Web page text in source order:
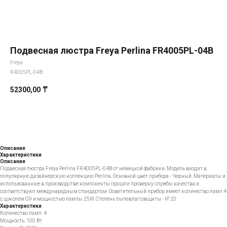
Подвесная люстра Freya Perlina FR4005PL-04B
Freya
R4005PL-04B
52300,00 ₸
Описание
Характеристики
Описание
Подвесная люстра Freya Perlina FR4005PL-04B от немецкой фабрики. Модель входит в
популярную дизайнерскую коллекцию Perlina. Основной цвет прибора - Черный. Материалы и
использованные в производстве компоненты прошли проверку службы качества и
соответствуют международным стандартам. Осветительный прибор имеет количество ламп 4
с цоколем G9 и мощностью лампы 25W. Степень пылевлагозащиты - IP 20.
Характеристики
Количество ламп: 4
Мощность: 100 Вт